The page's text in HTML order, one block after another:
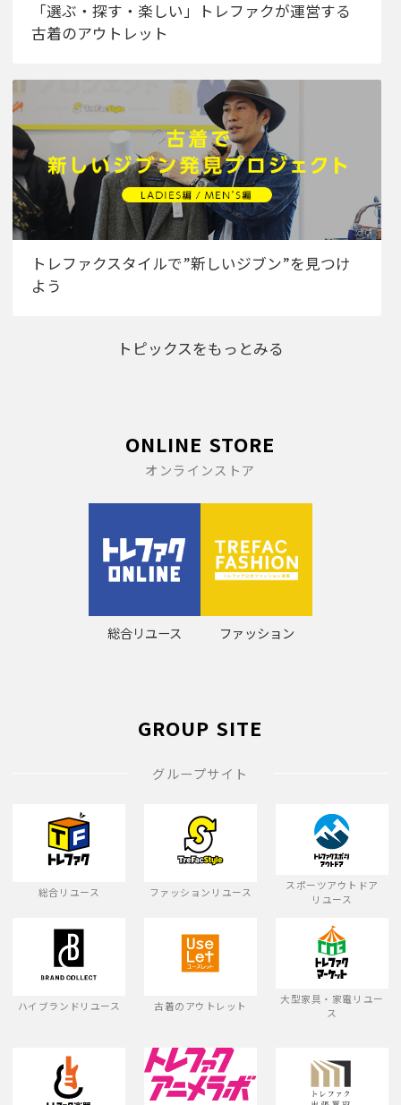
「選ぶ・探す・楽しい」トレファクが運営する
古着のアウトレット
トレファクスタイルで”新しいジブン”を見つけ
よう
トピックスをもっとみる
ONLINE STORE
オンラインストア
総合リユース ファッション
GROUP SITE
グループサイト
総合リユース ファッションリユース
スポーツアウトドア
リユース
ハイブランドリユース 古着のアウトレット
大型家具・家電リユー
ス